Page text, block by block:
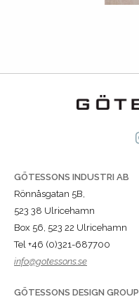
GÖTESSONS INDUSTRI AB
Rönnåsgatan 5B,
523 38 Ulricehamn
Box 56, 523 22 Ulricehamn
Tel +46 (0)321-687700
info@gotessons.se
GÖTESSONS DESIGN GROUP